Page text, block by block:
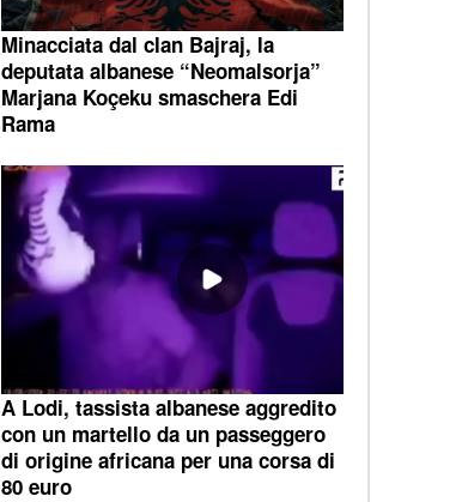
Minacciata dal clan Bajraj, la
deputata albanese “Neomalsorja”
Marjana Koçeku smaschera Edi
Rama
A Lodi, tassista albanese aggredito
con un martello da un passeggero
di origine africana per una corsa di
80 euro